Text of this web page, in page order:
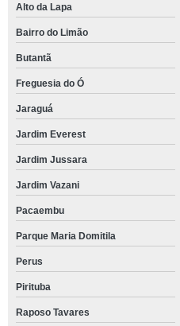
Alto da Lapa
Bairro do Limão
Butantã
Freguesia do Ó
Jaraguá
Jardim Everest
Jardim Jussara
Jardim Vazani
Pacaembu
Parque Maria Domitila
Perus
Pirituba
Raposo Tavares